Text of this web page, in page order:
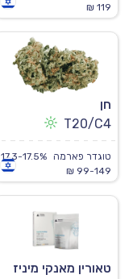
119 ₪
חן
T20/C4
טוגדר פארמה
17.3-17.5%
99-149 ₪
טאורין מאנקי מיניז